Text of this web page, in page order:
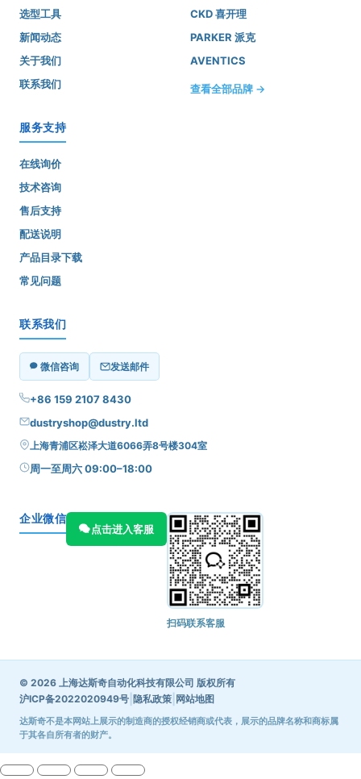
选型工具
新闻动态
关于我们
联系我们
CKD 喜开理
PARKER 派克
AVENTICS
查看全部品牌 →
服务支持
在线询价
技术咨询
售后支持
配送说明
产品目录下载
常见问题
联系我们
微信咨询 发送邮件
+86 159 2107 8430
dustryshop@dustry.ltd
上海青浦区崧泽大道6066弄8号楼304室
周一至周六 09:00–18:00
企业微信
点击进入客服
扫码联系客服
© 2026 上海达斯奇自动化科技有限公司 版权所有
沪ICP备2022020949号 隐私政策 网站地图
达斯奇不是本网站上展示的制造商的授权经销商或代表，展示的品牌名称和商标属
于其各自所有者的财产。